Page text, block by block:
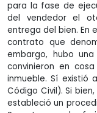
para la fase de
del vendedor el
entrega del bien. En
contrato que
embargo, hubo
convinieron en
inmueble. Sí existió
Código Civil). Si
estableció un